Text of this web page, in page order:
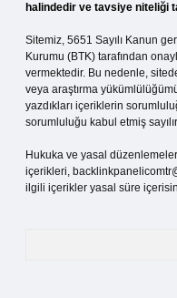
halindedir ve tavsiye niteliği
Sitemiz, 5651 Sayılı Kanun
Kurumu (BTK) tarafından
vermektedir. Bu nedenle,
veya araştırma
yazdıkları içeriklerin
sorumluluğu kabul etmiş
Hukuka ve yasal
içerikleri,
ilgili içerikler yasal süre